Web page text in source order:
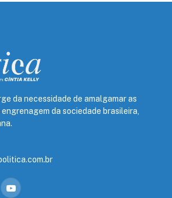
da necessidade de amalgamar as
da sociedade brasileira,
YouTube